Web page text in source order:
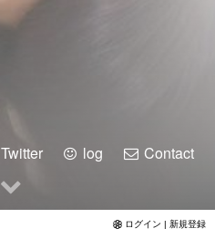
Twitter log Contact
ログイン | 新規登録